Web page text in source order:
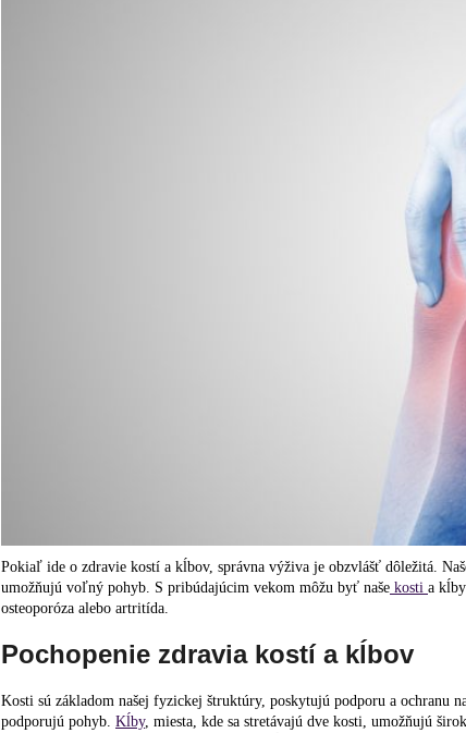
Pokiaľ ide o zdravie kostí a kĺbov, správna výživa je obzvlášť dôležitá.
umožňujú voľný pohyb. S pribúdajúcim vekom môžu byť naše kosti a
osteoporóza alebo artritída.
Pochopenie zdravia kostí a kĺbov
Kosti sú základom našej fyzickej štruktúry, poskytujú podporu a ochranu
podporujú pohyb. Kĺby, miesta, kde sa stretávajú dve kosti, umožňujú